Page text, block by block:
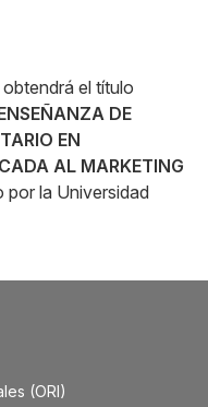
el título
DE
EN
AL MARKETING
por la Universidad
(ORI)